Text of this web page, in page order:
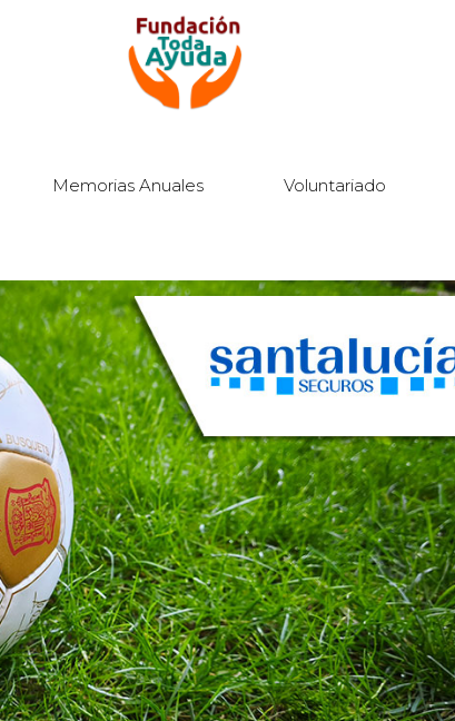
Memorias Anuales Voluntariado